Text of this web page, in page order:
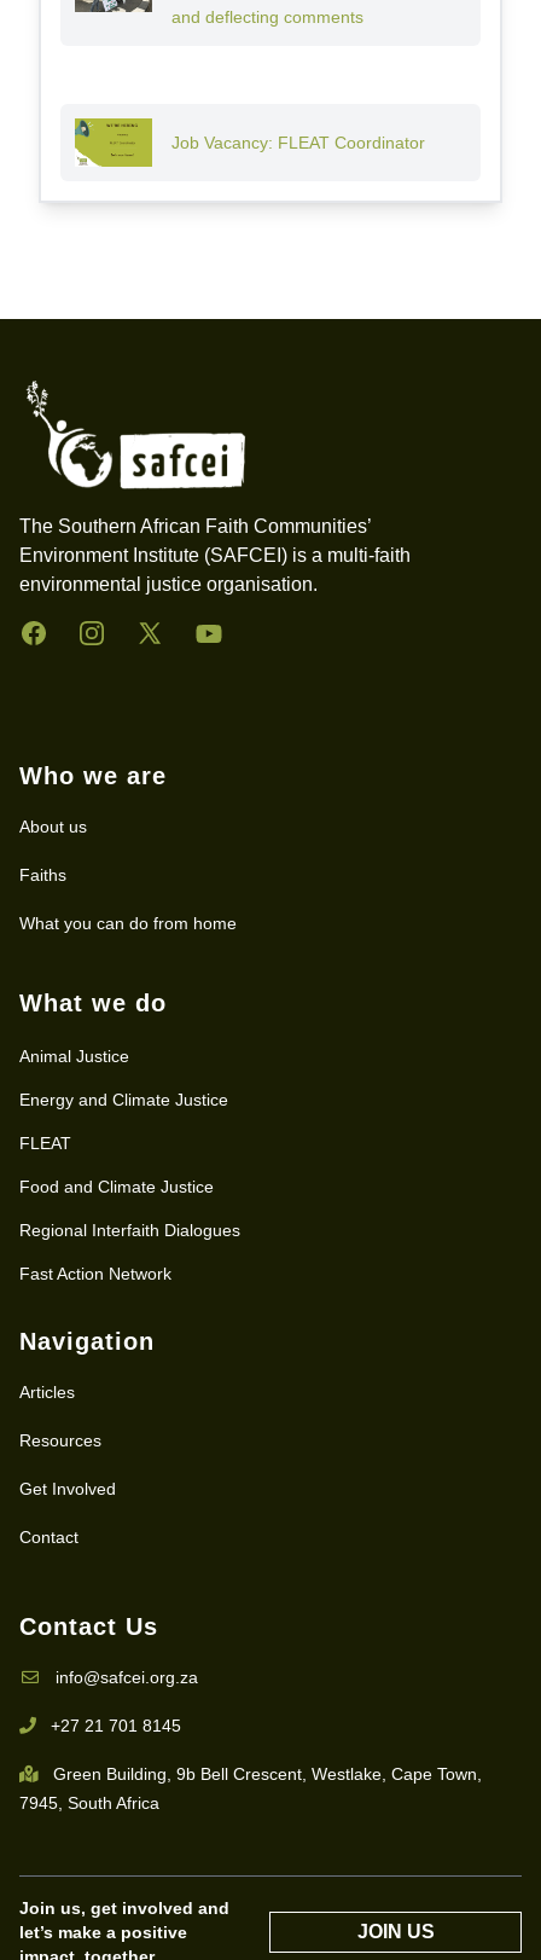
and deflecting comments
Job Vacancy: FLEAT Coordinator
The Southern African Faith Communities’
Environment Institute (SAFCEI) is a multi-faith
environmental justice organisation.
FacebookInstagramTwitter YouTube
Who we are
About us
Faiths
What you can do from home
What we do
Animal Justice
Energy and Climate Justice
FLEAT
Food and Climate Justice
Regional Interfaith Dialogues
Fast Action Network
Navigation
Articles
Resources
Get Involved
Contact
Contact Us
info@safcei.org.za
+27 21 701 8145
Green Building, 9b Bell Crescent, Westlake, Cape Town,
7945, South Africa
Join us, get involved and
let’s make a positive
impact, together.
JOIN US